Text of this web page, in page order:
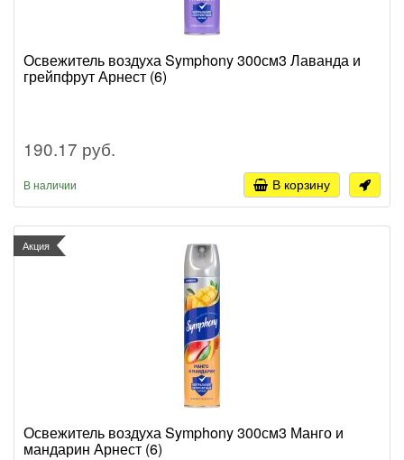
Освежитель воздуха Symphony 300см3 Лаванда и
грейпфрут Арнест (6)
190.17 руб.
В наличии В корзину
Акция
Освежитель воздуха Symphony 300см3 Манго и
мандарин Арнест (6)